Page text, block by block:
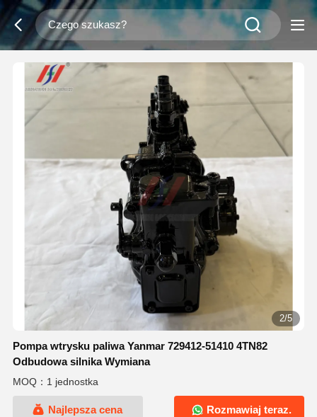
2/5
Pompa wtrysku paliwa Yanmar 729412-51410 4TN82
Odbudowa silnika Wymiana
MOQ：1 jednostka
Najlepsza cena Rozmawiaj teraz.